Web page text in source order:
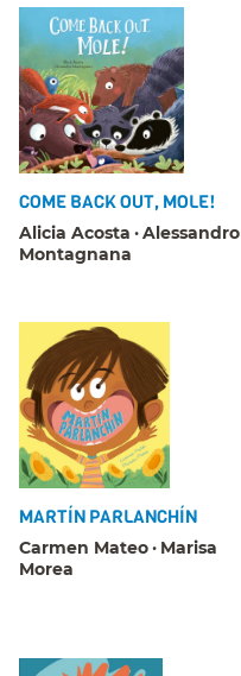
COME BACK OUT, MOLE!
Alicia Acosta
Alessandro
Montagnana
MARTÍN PARLANCHÍN
Carmen Mateo
Marisa
Morea